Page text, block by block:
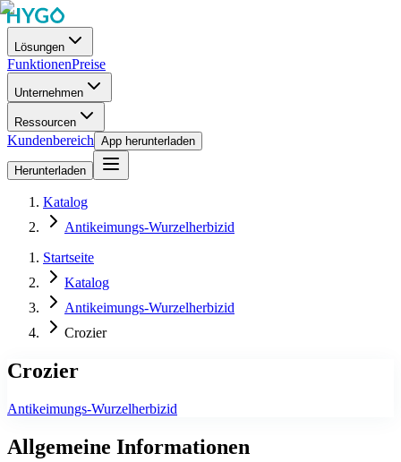
Lösungen
FunktionenPreise
Unternehmen
Ressourcen
Kundenbereich App herunterladen
Herunterladen
Katalog
Antikeimungs-Wurzelherbizid
Startseite
Katalog
Antikeimungs-Wurzelherbizid
Crozier
Crozier
Antikeimungs-Wurzelherbizid
Allgemeine Informationen